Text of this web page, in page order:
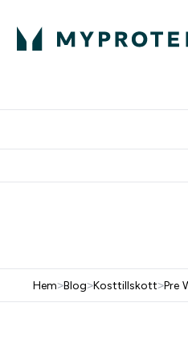
Hem>Blog>Kosttillskott>Pre